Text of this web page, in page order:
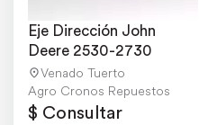
Eje Dirección John
Deere 2530-2730
Venado Tuerto
Agro Cronos Repuestos
$ Consultar